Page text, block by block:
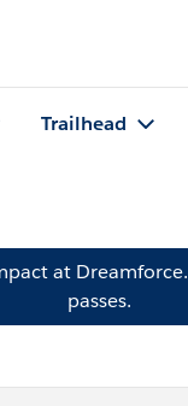
Trailhead
at Dreamforce.
passes.